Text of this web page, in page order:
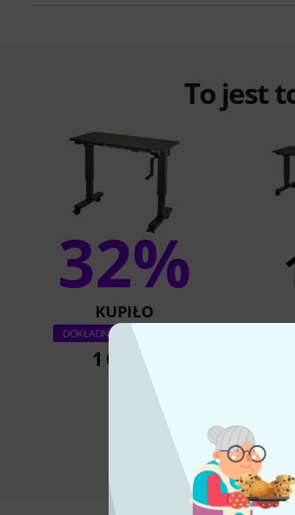
To jest
32%
KUPIŁO
DOKŁADNIE TEN PRODUKT
1 099 zł